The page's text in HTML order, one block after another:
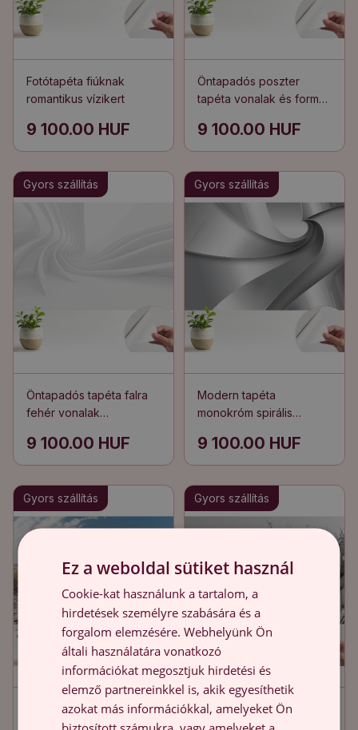
Fotótapéta fiúknak
romantikus vízikert
9 100.00 HUF
Öntapadós poszter
tapéta vonalak és formák
9 100.00 HUF
Gyors szállítás
Öntapadós tapéta falra
fehér vonalak
9 100.00 HUF
Gyors szállítás
Modern tapéta
monokróm spirális
9 100.00 HUF
Gyors szállítás
Öntapadós fotótapéta
gyerekszobába egy
Gyors szállítás
Öntapadós fotótapéta
gyerekszobába
Ez a weboldal sütiket használ
Cookie-kat használunk a tartalom, a
hirdetések személyre szabására és a
forgalom elemzésére. Webhelyünk Ön
általi használatára vonatkozó
információkat megosztjuk hirdetési és
elemző partnereinkkel is, akik egyesíthetik
azokat más információkkal, amelyeket Ön